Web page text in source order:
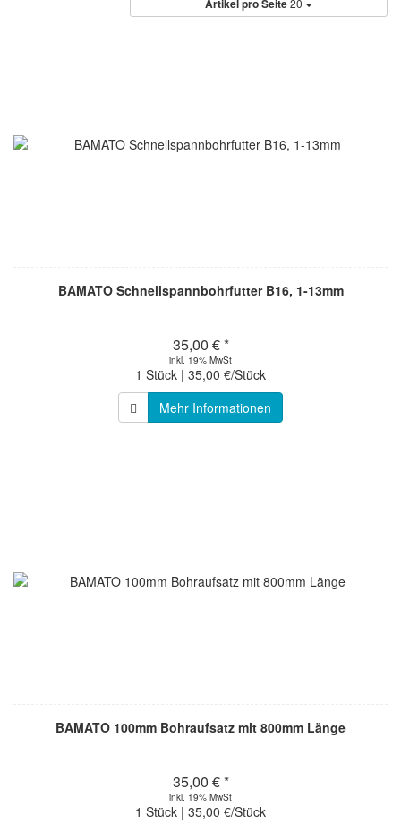
Artikel pro Seite20
BAMATO Schnellspannbohrfutter B16, 1-13mm
35,00 € *
inkl. 19% MwSt
1 Stück | 35,00 €/Stück
Mehr Informationen
BAMATO 100mm Bohraufsatz mit 800mm Länge
35,00 € *
inkl. 19% MwSt
1 Stück | 35,00 €/Stück